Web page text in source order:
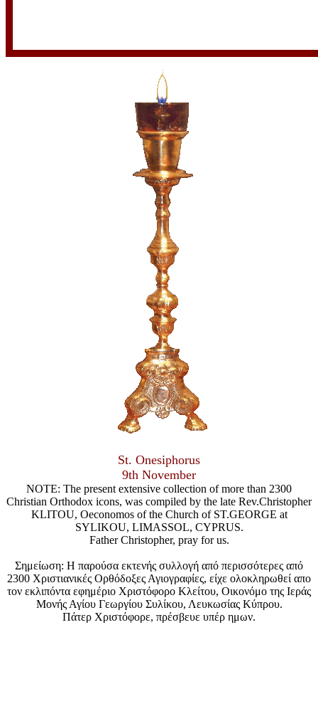
St. Onesiphorus
9th November
NOTE: The present extensive collection of more than 2300
Christian Orthodox icons, was compiled by the late Rev.Christopher
KLITOU, Oeconomos of the Church of ST.GEORGE at
SYLIKOU, LIMASSOL, CYPRUS.
Father Christopher, pray for us.
Σημείωση: Η παρούσα εκτενής συλλογή από περισσότερες από
2300 Χριστιανικές Ορθόδοξες Αγιογραφίες, είχε ολοκληρωθεί απο
τον εκλιπόντα εφημέριο Χριστόφορο Κλείτου, Οικονόμο της Ιεράς
Μονής Αγίου Γεωργίου Συλίκου, Λευκωσίας Κύπρου.
Πάτερ Χριστόφορε, πρέσβευε υπέρ ημων.